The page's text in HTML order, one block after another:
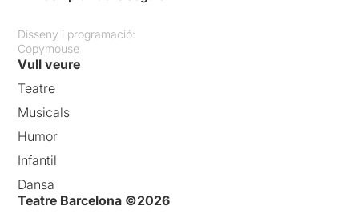
Disseny i programació:
Copymouse
Vull veure
Teatre
Musicals
Humor
Infantil
Dansa
Teatre Barcelona ©2026